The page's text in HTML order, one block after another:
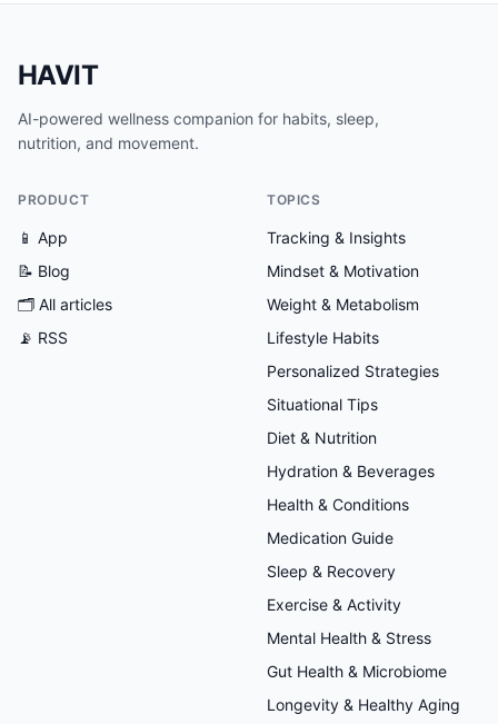
HAVIT
AI-powered wellness companion for habits, sleep,
nutrition, and movement.
PRODUCT
📱 App
📝 Blog
🗂 All articles
📡 RSS
TOPICS
Tracking & Insights
Mindset & Motivation
Weight & Metabolism
Lifestyle Habits
Personalized Strategies
Situational Tips
Diet & Nutrition
Hydration & Beverages
Health & Conditions
Medication Guide
Sleep & Recovery
Exercise & Activity
Mental Health & Stress
Gut Health & Microbiome
Longevity & Healthy Aging